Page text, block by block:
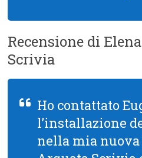
Recensione di
Scrivia
Ho contattato
l’installazione
nella mia nuova